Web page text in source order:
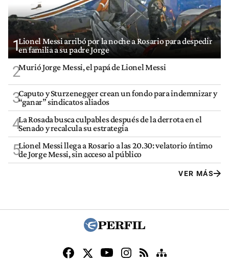
1Lionel Messi arribó por la noche a Rosario para despedir
en familia a su padre Jorge
2Murió Jorge Messi, el papá de Lionel Messi
3Caputo y Sturzenegger crean un fondo para indemnizar y
“ganar” sindicatos aliados
4La Rosada busca culpables después de la derrota en el
Senado y recalcula su estrategia
5Lionel Messi llega a Rosario a las 20.30: velatorio íntimo
de Jorge Messi, sin acceso al público
VER MÁS